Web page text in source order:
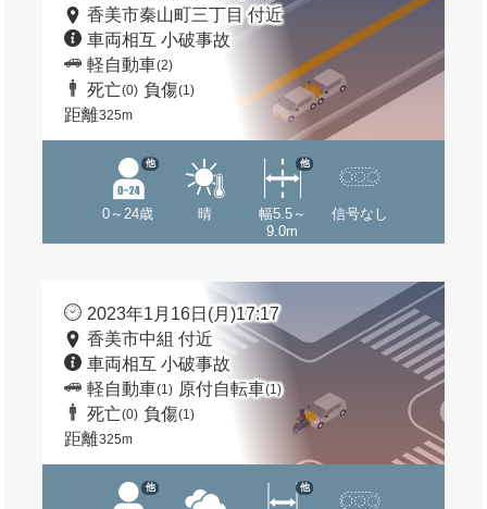
香美市秦山町三丁目 付近
車両相互 小破事故
軽自動車(2)
死亡(0) 負傷(1)
距離325m
0～24歳
他
晴
幅5.5～
9.0m
他
信号なし
2023年1月16日(月)17:17
香美市中組 付近
車両相互 小破事故
軽自動車(1) 原付自転車(1)
死亡(0) 負傷(1)
距離325m
他 他